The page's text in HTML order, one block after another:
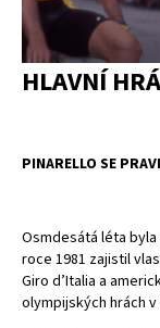
HLAVNÍ
PINARELLO SE
Osmdesátá léta
roce 1981 zajistil
Giro d’Italia a
olympijských hrách